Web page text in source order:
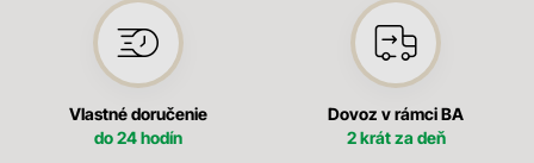
Vlastné doručenie
do 24 hodín
Dovoz v rámci BA
2 krát za deň